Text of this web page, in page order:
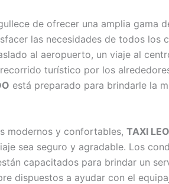
de ofrecer una amplia gama
las necesidades de todos los
al aeropuerto, un viaje al
turístico por los
está preparado para brindarle la
modernos y confortables, TAXI
sea seguro y agradable. Los
capacitados para brindar un
dispuestos a ayudar con el